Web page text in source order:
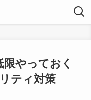
やっておく
ティ対策